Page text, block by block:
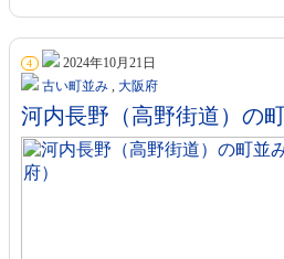
4
2024年10月21日
古い町並み , 大阪府
河内長野（高野街道）の